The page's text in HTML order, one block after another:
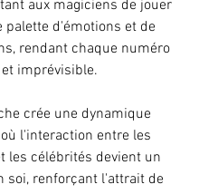
aux magiciens de jouer
palette d'émotions et de
rendant chaque numéro
imprévisible.
crée une dynamique
l'interaction entre les
les célébrités devient un
soi, renforçant l'attrait de